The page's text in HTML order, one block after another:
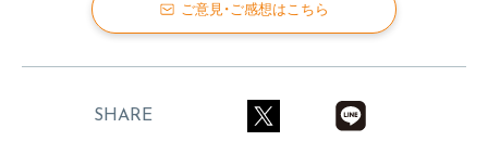
ご意見・ご感想はこちら
SHARE